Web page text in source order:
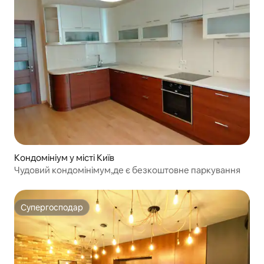
Кондомініум у місті Київ
Чудовий кондомінімум,де є безкоштовне паркування
Супергосподар
Супергосподар